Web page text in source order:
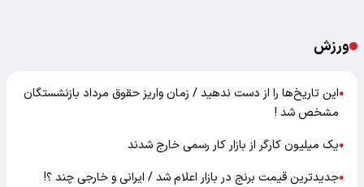
ورزش
●این تاریخ‌ها را از دست ندهید / زمان واریز حقوق مرداد بازنشستگان
مشخص شد !
●یک میلیون کارگر از بازار کار رسمی خارج شدند
●جدیدترین قیمت برنج در بازار اعلام شد / ایرانی و خارجی چند ؟!